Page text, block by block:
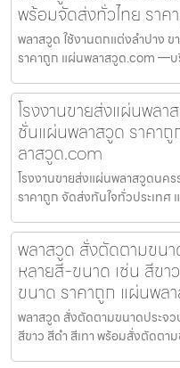
พร้อมจัดส่งทั่วไทย รา
พลาสวูด ใช้งานตกแต่งลำปาง
ราคาถูก แผ่นพลาสวูด.com —
โรงงานขายส่งแผ่นพลา
ชั่นแผ่นพลาสวูด ราคา
ลาสวูด.com
โรงงานขายส่งแผ่นพลาสวูดนค
ราคาถูก จัดส่งทันใจทั่วประเท
พลาสวูด สั่งตัดตามขน
หลายสี-ขนาด เช่น สีข
ขนาด ราคาถูก แผ่นพล
พลาสวูด สั่งตัดตามขนาดประจ
สีขาว สีดำ สีเทา พร้อมสั่งตัดตา